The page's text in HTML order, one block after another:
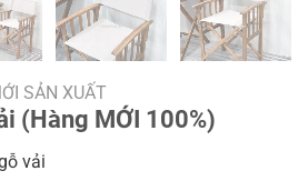
SẢN XUẤT
(Hàng MỚI 100%)
vải